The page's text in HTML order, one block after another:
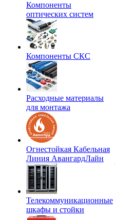
Компоненты
оптических систем
Компоненты СКС
Расходные материалы
для монтажа
Огнестойкая Кабельная
Линия АвангардЛайн
Телекоммуникационные
шкафы и стойки